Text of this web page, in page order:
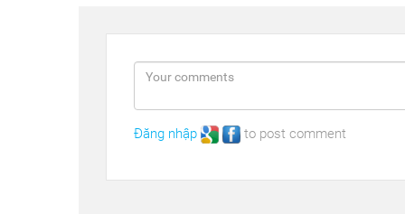
Đăng nhập to post comment